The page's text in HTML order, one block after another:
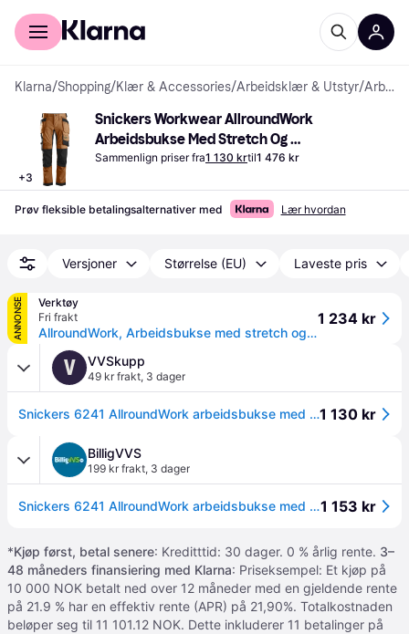
For kunder
Klarna/Shopping/Klær & Accessories/Arbeidsklær & Utstyr/ Arbeidsbukser
+3
Snickers Workwear AllroundWork
Arbeidsbukse Med Stretch Og
Hylsterlommer - Brun/Svart
Sammenlign priser fra1 130 krtil1 476 kr
Prøv fleksible betalingsalternativer med Lær hvordan
Versjoner Størrelse (EU) Laveste pris
ANNONSE
Verktøy
Fri frakt
AllroundWork, Arbeidsbukse med stretch og hylsterlommer
1 234 kr
V VVSkupp
49 kr frakt, 3 dager
Snickers 6241 AllroundWork arbeidsbukse med stretch, brun/sort, str. 2501 130 kr
BilligVVS
199 kr frakt, 3 dager
Snickers 6241 AllroundWork arbeidsbukse med stretch, brun/sort, str. 2501 153 kr
*Kjøp først, betal senere: Kreditttid: 30 dager. 0 % årlig rente. 3–
48 måneders finansiering med Klarna: Priseksempel: Et kjøp på
10 000 NOK betalt ned over 12 måneder med en gjeldende rente
på 21.9 % har en effektiv rente (APR) på 21,90%. Totalkostnaden
beløper seg til 11 101.12 NOK. Dette inkluderer 11 betalinger på